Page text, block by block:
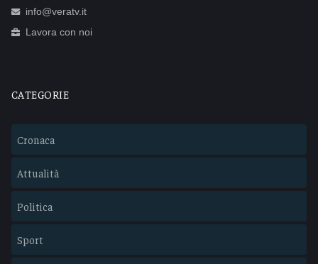
info@veratv.it
Lavora con noi
CATEGORIE
Cronaca
Attualità
Politica
Sport